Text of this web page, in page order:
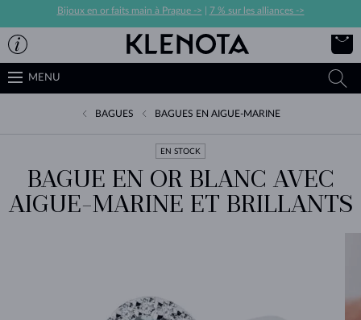
Bijoux en or faits main à Prague -> 7 % sur les alliances ->
MENU
BAGUES BAGUES EN AIGUE-MARINE
EN STOCK
BAGUE EN OR BLANC AVEC
AIGUE-MARINE ET BRILLANTS